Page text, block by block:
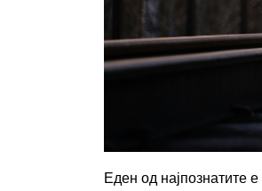
Еден од најпознатите е